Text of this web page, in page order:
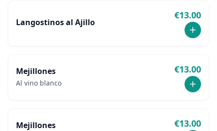
Langostinos al Ajillo
€13.00
Mejillones
Al vino blanco
€13.00
Mejillones €13.00